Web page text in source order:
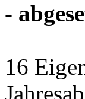
-
16